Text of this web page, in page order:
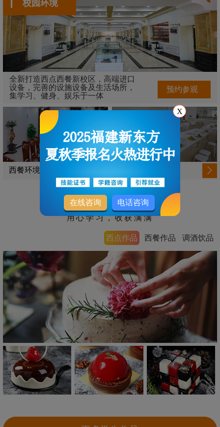
校园环境
全新打造西点西餐新校区，高端进口
设备，完善的设施设备及生活场所，
集学习、健身、娱乐于一体
预约参观
西餐环境
THE WORKS
学生作品
用心学习，收获满满
西点作品 西餐作品 调酒饮品
X
在线咨询 电话咨询